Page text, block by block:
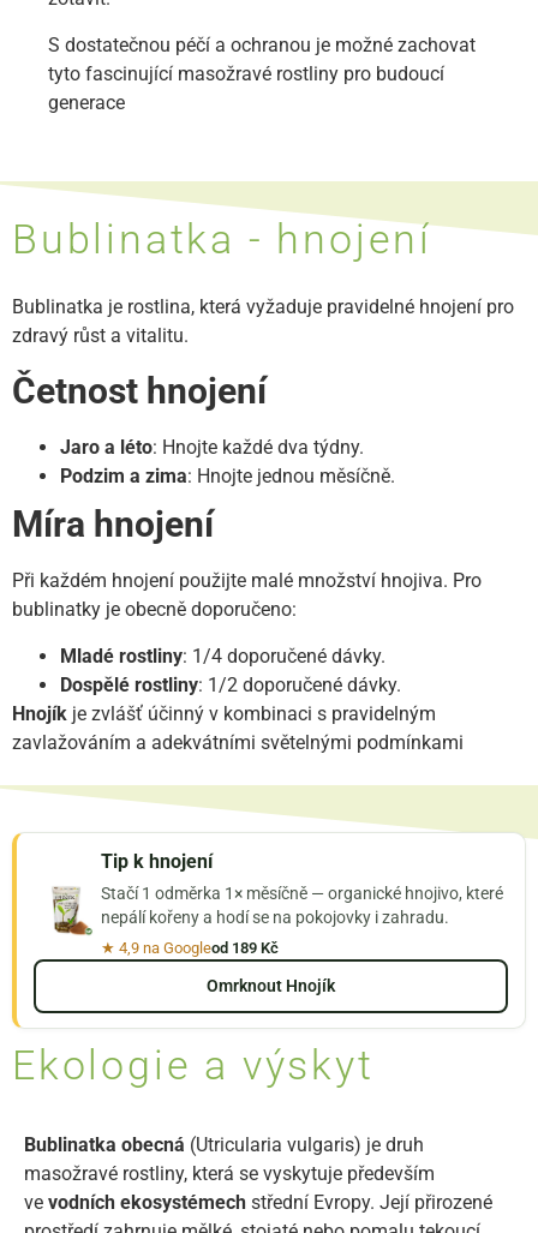
S dostatečnou péčí a ochranou je možné zachovat
tyto fascinující masožravé rostliny pro budoucí
generace
Bublinatka - hnojení
Bublinatka je rostlina, která vyžaduje pravidelné hnojení pro
zdravý růst a vitalitu.
Četnost hnojení
Jaro a léto: Hnojte každé dva týdny.
Podzim a zima: Hnojte jednou měsíčně.
Míra hnojení
Při každém hnojení použijte malé množství hnojiva. Pro
bublinatky je obecně doporučeno:
Mladé rostliny: 1/4 doporučené dávky.
Dospělé rostliny: 1/2 doporučené dávky.
Hnojík je zvlášť účinný v kombinaci s pravidelným
zavlažováním a adekvátními světelnými podmínkami
Tip k hnojení
Stačí 1 odměrka 1× měsíčně — organické hnojivo, které
nepálí kořeny a hodí se na pokojovky i zahradu.
★ 4,9 na Googleod 189 Kč
Omrknout Hnojík
Ekologie a výskyt
Bublinatka obecná (Utricularia vulgaris) je druh
masožravé rostliny, která se vyskytuje především
ve vodních ekosystémech střední Evropy. Její přirozené